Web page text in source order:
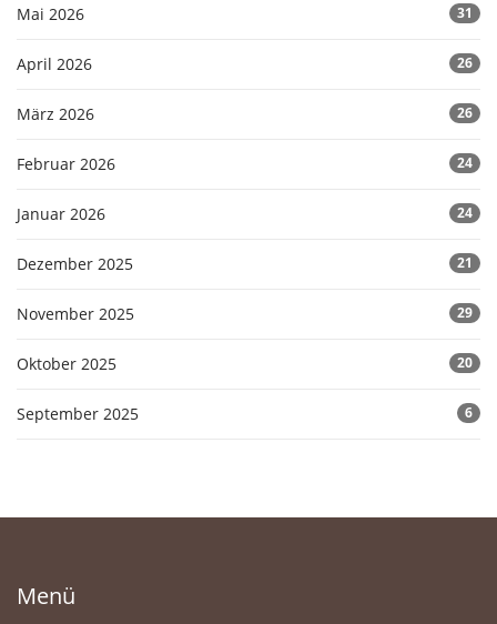
Mai 2026 31
April 2026 26
März 2026 26
Februar 2026 24
Januar 2026 24
Dezember 2025 21
November 2025 29
Oktober 2025 20
September 2025 6
Menü